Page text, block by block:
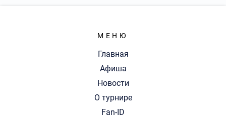
МЕНЮ
Главная
Афиша
Новости
О турнире
Fan-ID